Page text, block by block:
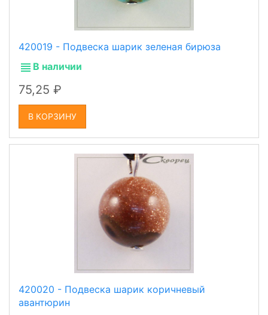
420019 - Подвеска шарик зеленая бирюза
В наличии
75,25
В КОРЗИНУ
420020 - Подвеска шарик коричневый
авантюрин